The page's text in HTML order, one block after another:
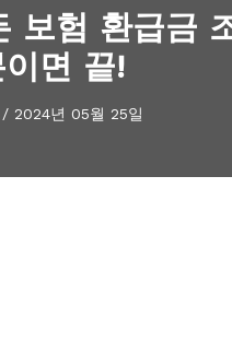
보험 환급금
면 끝!
/ 2024년 05월 25일